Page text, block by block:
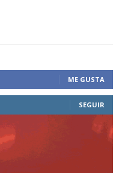
ME GUSTA
SEGUIR